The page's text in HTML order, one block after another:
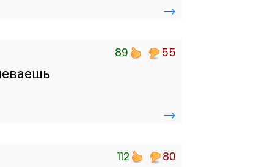
→
89 55
→
112 80